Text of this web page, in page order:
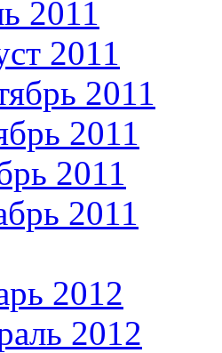
2011
2011
2011
2011
2011
2011
2012
2012